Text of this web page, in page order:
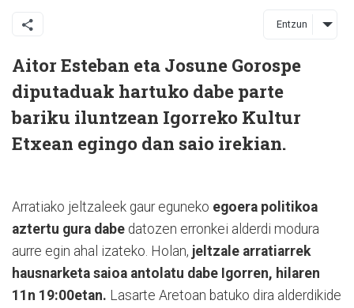
Entzun
Aitor Esteban eta Josune Gorospe
diputaduak hartuko dabe parte
bariku iluntzean Igorreko Kultur
Etxean egingo dan saio irekian.
Arratiako jeltzaleek gaur eguneko egoera politikoa
aztertu gura dabe datozen erronkei alderdi modura
aurre egin ahal izateko. Holan, jeltzale arratiarrek
hausnarketa saioa antolatu dabe Igorren, hilaren
11n 19:00etan. Lasarte Aretoan batuko dira alderdikide